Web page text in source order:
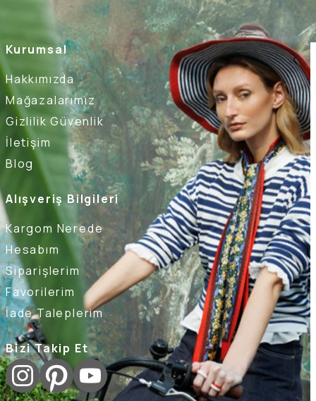
Kurumsal
Hakkımızda
Mağazalarımız
Gizlilik Güvenlik
İletişim
Blog
Alışveriş Bilgileri
Kargom Nerede
Hesabım
Siparişlerim
Favorilerim
İade Taleplerim
Bizi Takip Et